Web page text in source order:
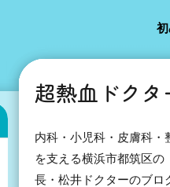
超熱血ドクタ
内科・小児科・皮膚科・
を支える横浜市都筑区の
長・松井ドクターのブロ